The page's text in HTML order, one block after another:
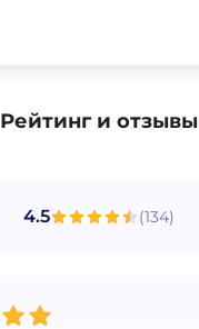
Рейтинг и отзывы
4.5 (134)